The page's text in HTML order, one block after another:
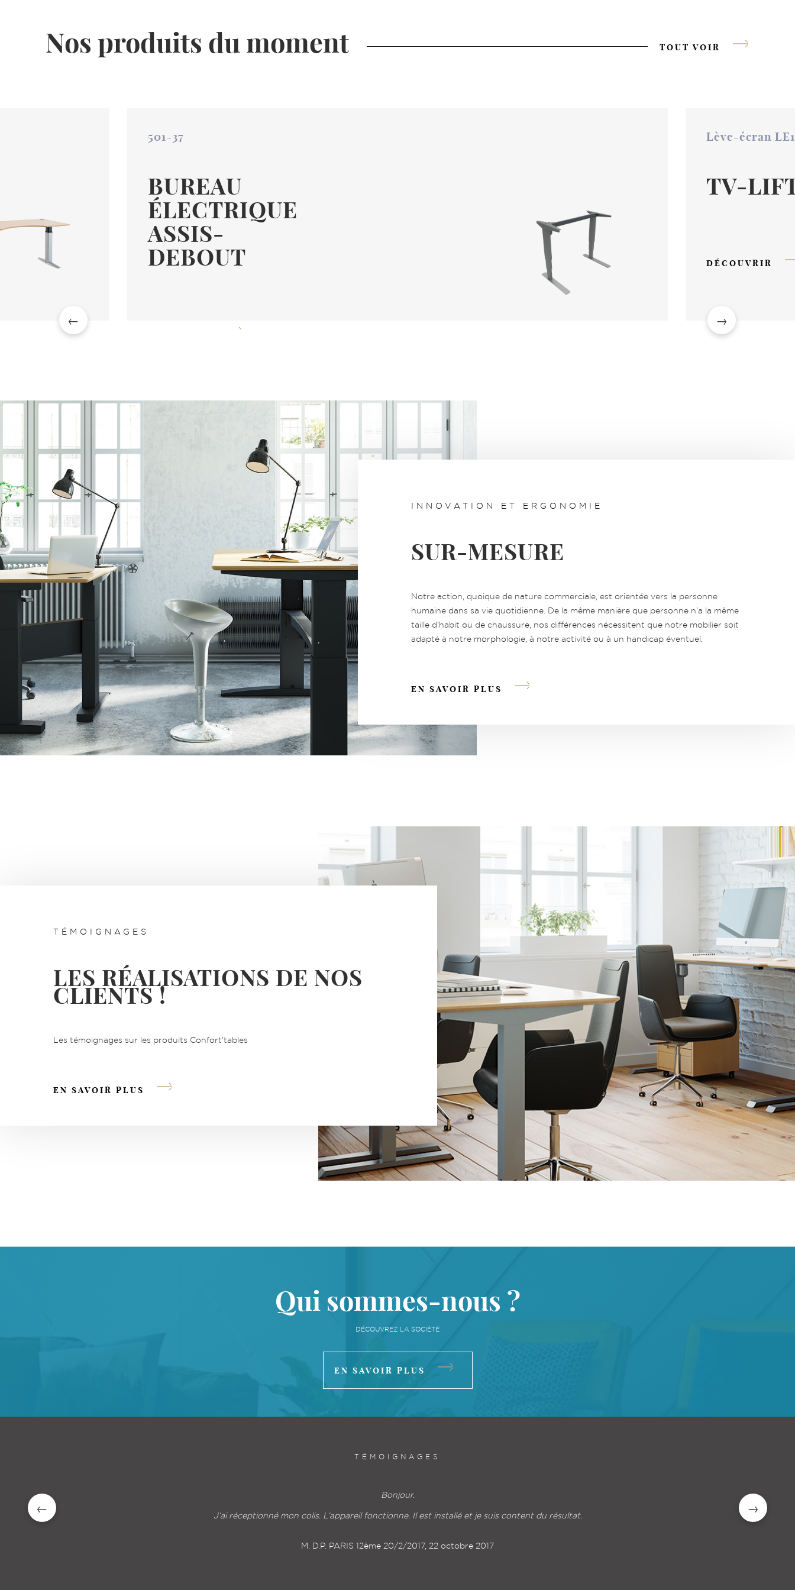
La gamme Circle Line se différencie des autres gammes, par ses colonnes arrondies, lui
donnant style et élégance.
COLONNE ÉLECTRIQUE – 501-19 7S095
Colonne électrique réglable en hauteur de 66 à 118 cm.
LÈVE-ÉCRAN ÉLECTRIQUE – LE60N
Tv-Lift
DÉCOUVRIR
Solid Line
Nos produits du moment TOUT VOIR
501-37
BUREAU
ÉLECTRIQUE
ASSIS-
DEBOUT
Lève-écran
TV-
DÉCOUVRIR
INNOVATION ET ERGONOMIE
SUR-MESURE
Notre action, quoique de nature commerciale, est orientée vers la personne
humaine dans sa vie quotidienne. De la même manière que personne n’a la même
taille d’habit ou de chaussure, nos différences nécessitent que notre mobilier soit
adapté à notre morphologie, à notre activité ou à un handicap éventuel.
EN SAVOIR PLUS
TÉMOIGNAGES
LES RÉALISATIONS DE NOS
CLIENTS !
Les témoignages sur les produits Confort’tables
EN SAVOIR PLUS
Qui sommes-nous ?
DÉCOUVREZ LA SOCIÉTÉ
EN SAVOIR PLUS
TÉMOIGNAGES
Je vous remercie encore pour la qualité de votre service. Le bureau est arrivé jeudi à la maison. Nous l’avons monté sans problème